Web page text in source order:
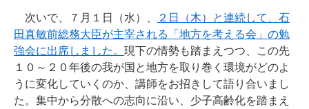
次いで、７月１日（水）、
２日（木）と連続して、石
田真敏前総務大臣が主宰される「地方を考える会」の勉
強会に出席しました。 現下の情勢も踏まえつつ、この先
１０～２０年後の我が国と地方を取り巻く環境がどのよ
うに変化していくのか、講師をお招きして語り合いまし
た。集中から分散への志向に沿い、少子高齢化を踏まえ